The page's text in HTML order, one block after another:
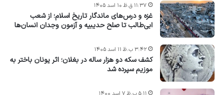
غزه و درس‌های ماندگار تاریخ اسلام؛ از شعب
ابی‌طالب تا صلح حدیبیه و آزمون وجدان انسان‌ها
۱۱:۳۷ ق.ظ ۱۰ اسد ۱۴۰۵
کشف سکه دو هزار ساله در بغلان؛ اثر یونان باختر به
موزیم سپرده شد
۳:۴۲ ب.ظ ۱۱ اسد ۱۴۰۵